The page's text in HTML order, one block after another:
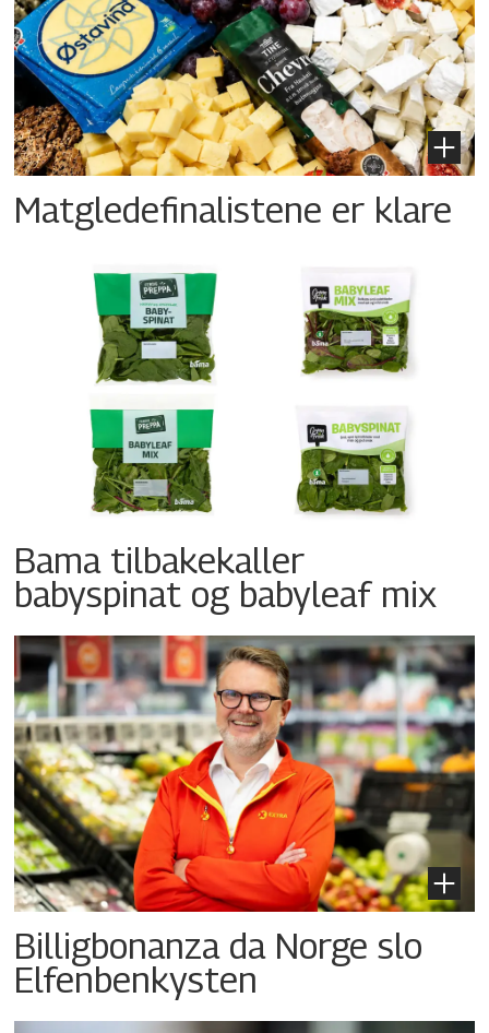
Matgledefinalistene er klare
Bama tilbakekaller
babyspinat og babyleaf mix
Billigbonanza da Norge slo
Elfenbenkysten